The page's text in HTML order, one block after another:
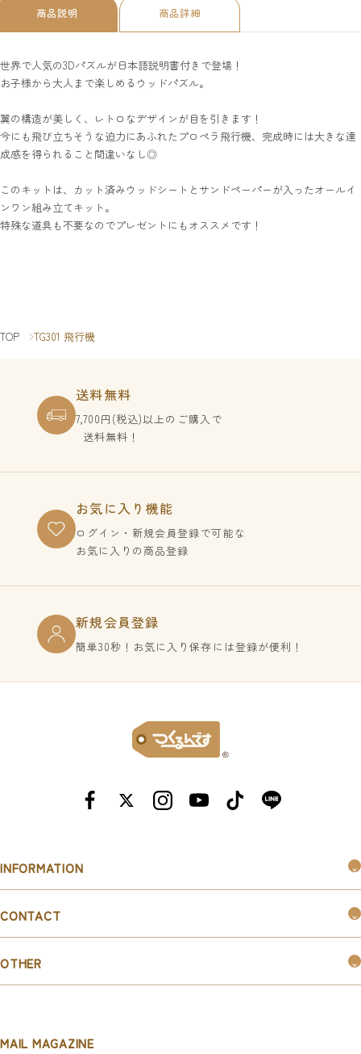
商品説明 商品詳細
世界で人気の3Dパズルが日本語説明書付きで登場！
お子様から大人まで楽しめるウッドパズル。
翼の構造が美しく、レトロなデザインが目を引きます！
今にも飛び立ちそうな迫力にあふれたプロペラ飛行機、完成時には大きな達
成感を得られること間違いなし◎
このキットは、カット済みウッドシートとサンドペーパーが入ったオールイ
ンワン組み立てキット。
特殊な道具も不要なのでプレゼントにもオススメです！
TOP TG301 飛行機
送料無料
7,700円(税込)以上のご購入で
送料無料！
お気に入り機能
ログイン・新規会員登録で可能な
お気に入りの商品登録
新規会員登録
簡単30秒！お気に入り保存には登録が便利！
INFORMATION
お知らせ
CONTACT
OTHER
MAIL MAGAZINE